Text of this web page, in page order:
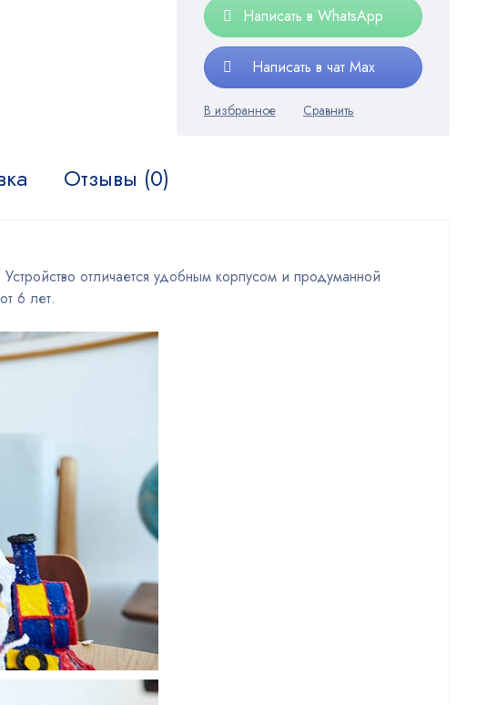
Написать в WhatsApp
Написать в чат Max
Отзывы (0)
отличается удобным корпусом и продуманной
6 лет.